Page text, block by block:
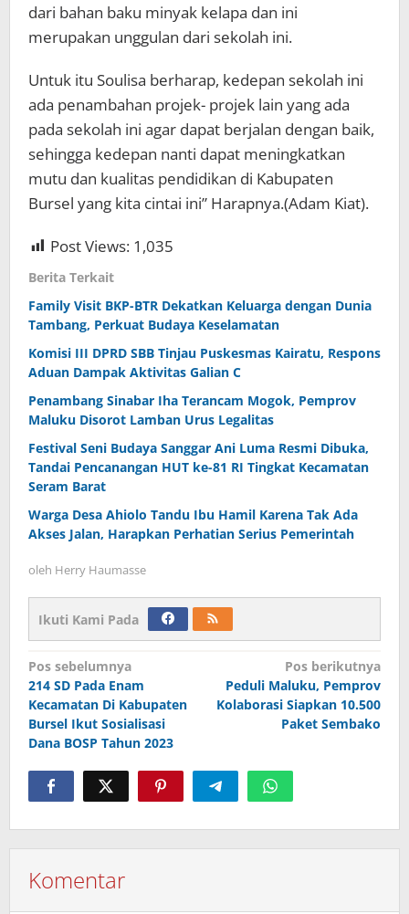
dari bahan baku minyak kelapa dan ini
merupakan unggulan dari sekolah ini.
Untuk itu Soulisa berharap, kedepan sekolah ini
ada penambahan projek- projek lain yang ada
pada sekolah ini agar dapat berjalan dengan baik,
sehingga kedepan nanti dapat meningkatkan
mutu dan kualitas pendidikan di Kabupaten
Bursel yang kita cintai ini” Harapnya.(Adam Kiat).
Post Views: 1,035
Berita Terkait
Family Visit BKP-BTR Dekatkan Keluarga dengan Dunia
Tambang, Perkuat Budaya Keselamatan
Komisi III DPRD SBB Tinjau Puskesmas Kairatu, Respons
Aduan Dampak Aktivitas Galian C
Penambang Sinabar Iha Terancam Mogok, Pemprov
Maluku Disorot Lamban Urus Legalitas
Festival Seni Budaya Sanggar Ani Luma Resmi Dibuka,
Tandai Pencanangan HUT ke-81 RI Tingkat Kecamatan
Seram Barat
Warga Desa Ahiolo Tandu Ibu Hamil Karena Tak Ada
Akses Jalan, Harapkan Perhatian Serius Pemerintah
oleh Herry Haumasse
Ikuti Kami Pada
Navigasi
pos
Pos sebelumnya
214 SD Pada Enam
Kecamatan Di Kabupaten
Bursel Ikut Sosialisasi
Dana BOSP Tahun 2023
Pos berikutnya
Peduli Maluku, Pemprov
Kolaborasi Siapkan 10.500
Paket Sembako
Komentar